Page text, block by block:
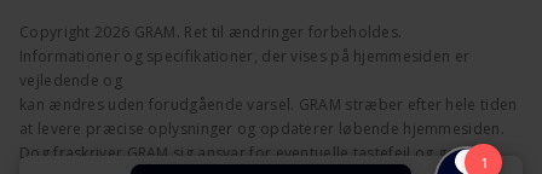
Copyright 2026 GRAM. Ret til ændringer forbeholdes.
Informationer og specifikationer, der vises på hjemmesiden er
vejledende og
kan ændres uden forudgående varsel. GRAM stræber efter hele tiden
at levere præcise oplysninger og opdaterer løbende hjemmesiden.
Dog fraskriver GRAM sig ansvar for eventuelle tastefejl og gør